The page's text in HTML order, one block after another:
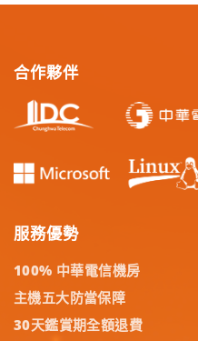
合作夥伴
服務優勢
100% 中華電信機房
主機五大防當保障
30天鑑賞期全額退費